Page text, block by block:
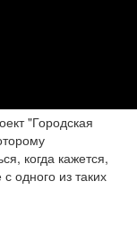
"Городская
когда кажется,
одного из таких